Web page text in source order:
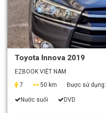
Toyota Innova 2019
EZBOOK VIỆT NAM
7
50 km Được sử dụng:
Nước suối DVD